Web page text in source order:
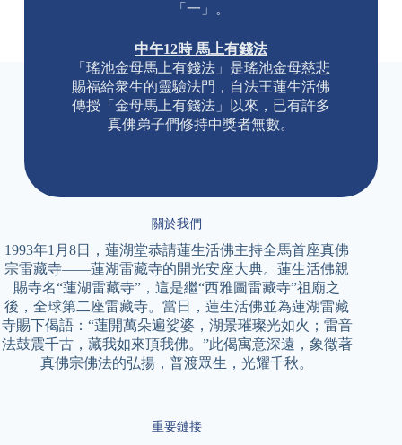
「一」。
中午12時 馬上有錢法
「瑤池金母馬上有錢法」是瑤池金母慈悲
賜福給衆生的靈驗法門，自法王蓮生活佛
傳授「金母馬上有錢法」以來，已有許多
真佛弟子們修持中獎者無數。
關於我們
1993年1月8日，蓮湖堂恭請蓮生活佛主持全馬首座真佛
宗雷藏寺——蓮湖雷藏寺的開光安座大典。蓮生活佛親
賜寺名“蓮湖雷藏寺”，這是繼“西雅圖雷藏寺”祖廟之
後，全球第二座雷藏寺。當日，蓮生活佛並為蓮湖雷藏
寺賜下偈語：“蓮開萬朵遍娑婆，湖景璀璨光如火；雷音
法鼓震千古，藏我如來頂我佛。”此偈寓意深遠，象徵著
真佛宗佛法的弘揚，普渡眾生，光耀千秋。
重要鏈接